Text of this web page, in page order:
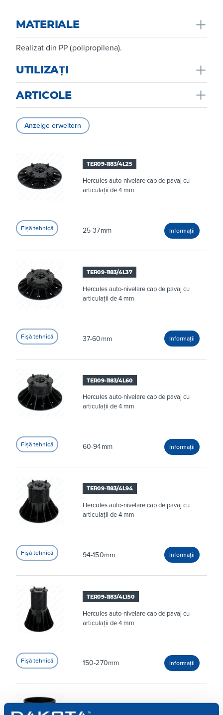
MATERIALE
Realizat din PP (polipropilena).
UTILIZAȚI
Utilizați în zonele exterioare, terase, podele comune.
ARTICOLE
Anzeige erweitern
TER09-1183/4L25
Hercules auto-nivelare cap de pavaj cu
articulații de 4 mm
25-37mm
TER09-1183/4L37
Hercules auto-nivelare cap de pavaj cu
articulații de 4 mm
37-60mm
TER09-1183/4L60
Hercules auto-nivelare cap de pavaj cu
articulații de 4 mm
60-94mm
TER09-1183/4L94
Hercules auto-nivelare cap de pavaj cu
articulații de 4 mm
94-150mm
TER09-1183/4L150
Hercules auto-nivelare cap de pavaj cu
articulații de 4 mm
150-270mm